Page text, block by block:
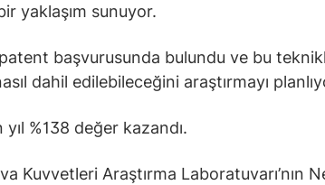
yaklaşım sunuyor.
başvurusunda bulundu ve bu
dahil edilebileceğini araştırmayı
%138 değer kazandı.
Kuvvetleri Araştırma Laboratuvarı’nın